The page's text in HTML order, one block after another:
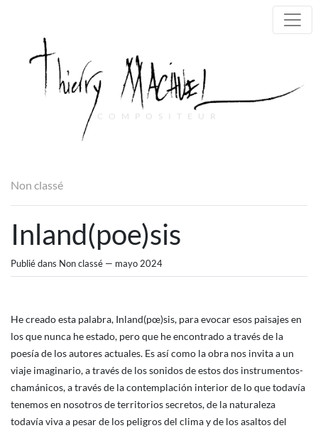
COMPOSITEUR
Main Navigation
Non classé
Inland(poe)sis
Publié dans Non classé — mayo 2024
He creado esta palabra, Inland(pœ)sis, para evocar esos paisajes en
los que nunca he estado, pero que he encontrado a través de la
poesía de los autores actuales. Es así como la obra nos invita a un
viaje imaginario, a través de los sonidos de estos dos instrumentos-
chamánicos, a través de la contemplación interior de lo que todavía
tenemos en nosotros de territorios secretos, de la naturaleza
todavía viva a pesar de los peligros del clima y de los asaltos del